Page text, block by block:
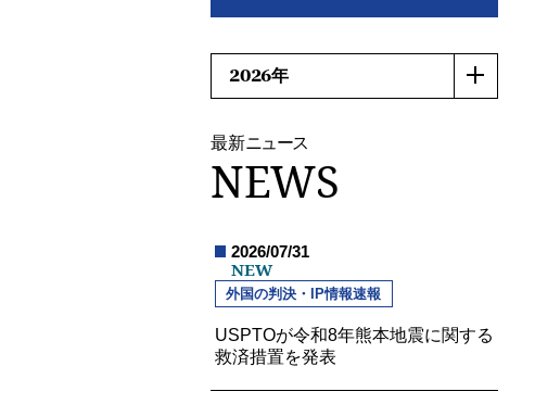
最新ニュース
NEWS
2026/07/31
NEW
外国の判決・IP情報速報
USPTOが令和8年熊本地震に関する
救済措置を発表